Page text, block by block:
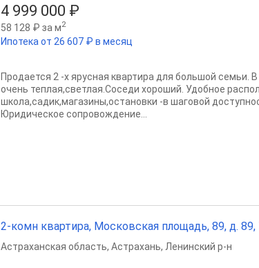
4 999 000 ₽
58 128 ₽ за м2
Ипотека от 26 607 ₽ в месяц
Продается 2 -х ярусная квартира для большой семьи.
очень теплая,светлая.Соседи хороший. Удобное
школа,садик,магазины,остановки -в шаговой
Юридическое сопровождение...
2-комн квартира, Московская площадь, 89, д. 89,
Астраханская область, Астрахань, Ленинский р-н